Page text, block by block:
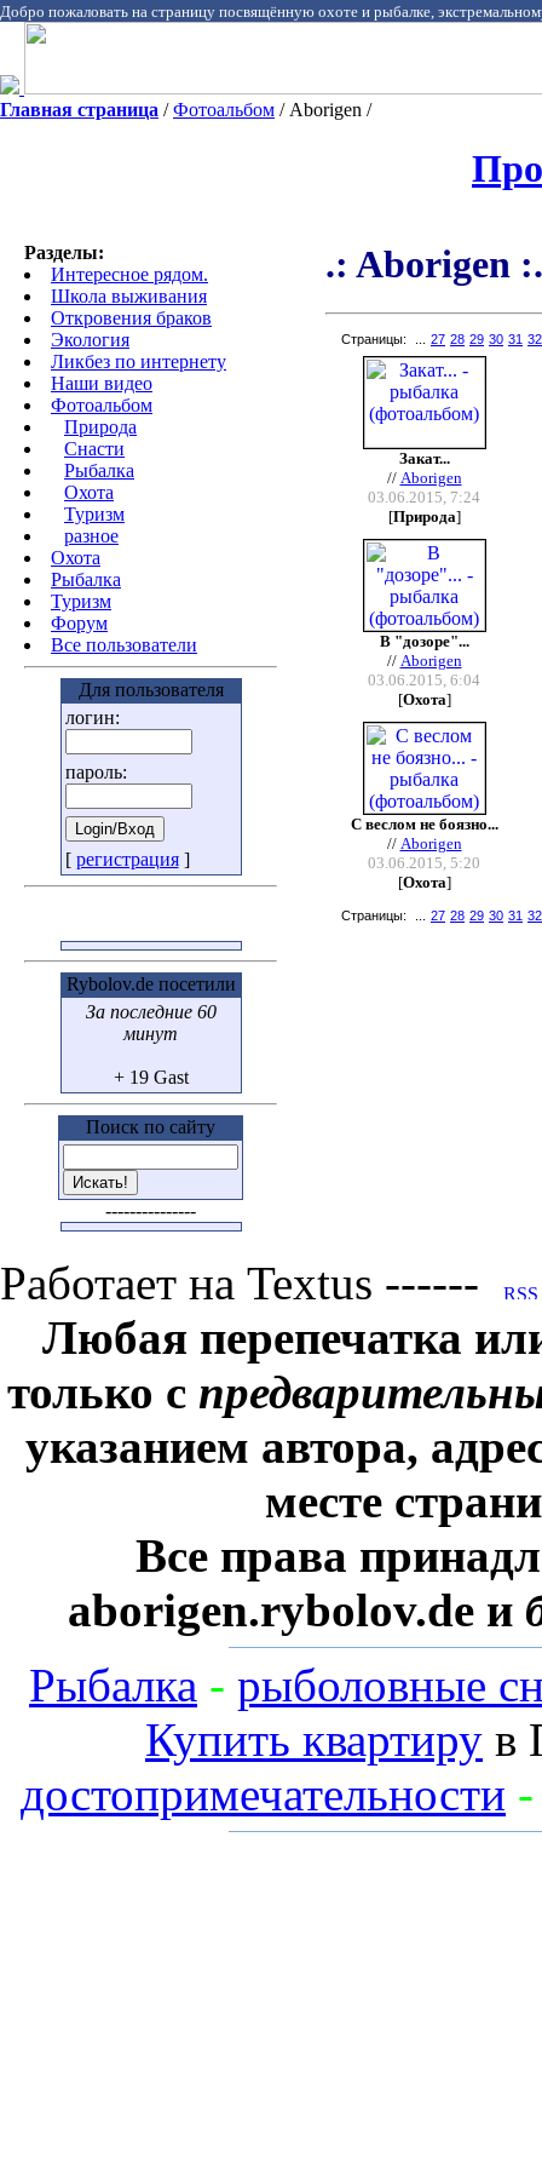
Добро пожаловать на страницу посвящённую охоте и рыбалке,
Главная страница /Фотоальбом / Aborigen /
Разделы:
Интересное рядом.
Школа выживания
Откровения браков
Экология
Ликбез по интернету
Наши видео
Фотоальбом
Природа
Cнасти
Рыбалка
Охота
Туризм
разное
Охота
Pыбалка
Туризм
Форум
Все пользователи
Для пользователя
логин:
пароль:
[ регистрация]
Rybolov.de посетили
За последние 60
минут
+ 19 Gast
Поиск по сайту
---------------
.: Aborigen :.
Страницы: 27 28 29 30 31 32
Закат...
// Aborigen
03.06.2015, 7:24
[Природа]
В "дозоре"...
// Aborigen
03.06.2015, 6:04
[Охота]
С веслом не боязно...
// Aborigen
03.06.2015, 5:20
[Охота]
Страницы: 27 28 29 30 31 32
Работает на Textus ------
Любая перепечатка
только с
указанием автора,
месте
Все права
aborigen.rybolov.de и
Рыбалка - рыболовные
Купить квартиру в
достопримечательности